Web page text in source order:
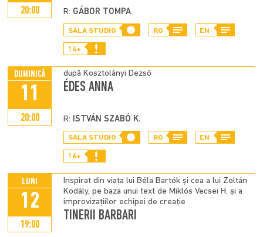
20:00 R: GÁBOR TOMPA
SALA STUDIO RO EN
14+
DUMINICĂ
11
20:00
după Kosztolányi Dezső
ÉDES ANNA
R: ISTVÁN SZABÓ K.
SALA STUDIO RO EN
14+
LUNI
12
19:00
Inspirat din viața lui Béla Bartók și cea a lui Zoltán
Kodály, pe baza unui text de Miklós Vecsei H. și a
improvizațiilor echipei de creație
TINERII BARBARI